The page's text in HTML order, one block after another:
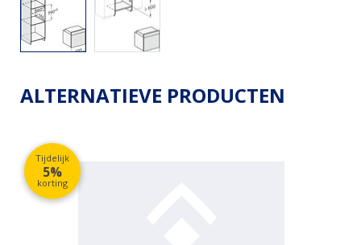
ALTERNATIEVE PRODUCTEN
Tijdelijk
5%
korting